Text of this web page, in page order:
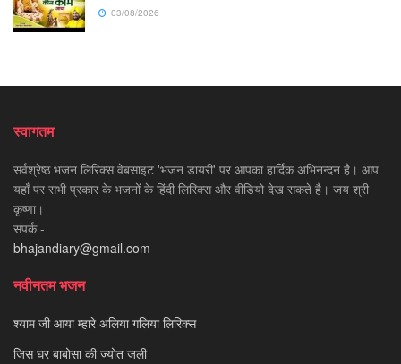
03/08/2026
स्वागतम
सर्वश्रेष्ठ भजन लिरिक्स वेबसाइट 'भजन डायरी' पर आपका हार्दिक अभिनन्दन है। आप
यहाँ पर सभी प्रकार के भजनों के हिंदी लिरिक्स और वीडियो देख सकते है। जय श्री
कृष्णा।
संपर्क -
bhajandiary@gmail.com
नवीनतम भजन
श्याम जी आया म्हारे अलिया गलिया लिरिक्स
जिस घर बाबोसा की ज्योत जली